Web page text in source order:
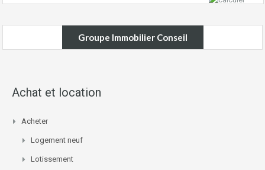
Groupe Immobilier Conseil
Achat et location
Acheter
Logement neuf
Lotissement